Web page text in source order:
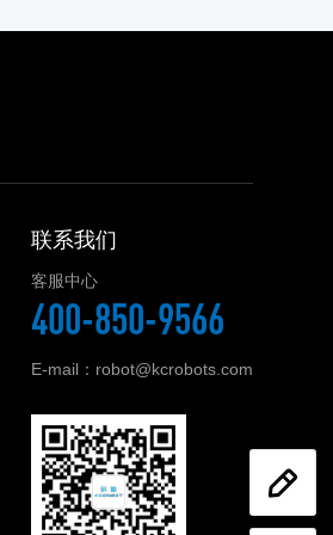
联系我们
客服中心
400-850-9566
E-mail：robot@kcrobots.com